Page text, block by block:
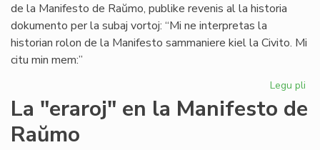
de la Manifesto de Raŭmo, publike revenis al la historia
dokumento per la subaj vortoj: “Mi ne interpretas la
historian rolon de la Manifesto sammaniere kiel la Civito. Mi
citu min mem:”
Legu pli
La "eraroj" en la Manifesto de
Raŭmo